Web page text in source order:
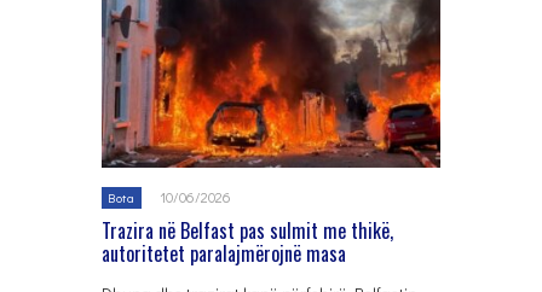
Bota 10/06/2026
Trazira në Belfast pas sulmit me thikë,
autoritetet paralajmërojnë masa